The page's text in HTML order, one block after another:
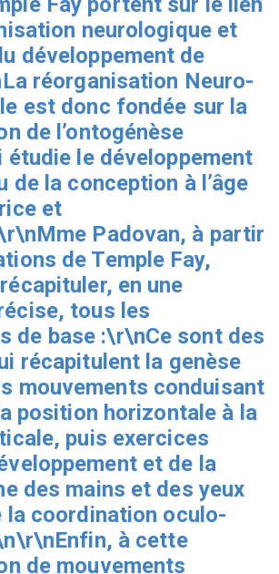
neurologique et
développement de
réorganisation Neuro-
est donc fondée sur la
de l’ontogénèse
étudie le développement
de la conception à l’âge
et
Padovan, à partir
de Temple Fay,
en une
tous les
de base :\r\nCe sont des
récapitulent la genèse
mouvements conduisant
position horizontale à la
puis exercices
et de la
des mains et des yeux
la coordination oculo-
à cette
de mouvements